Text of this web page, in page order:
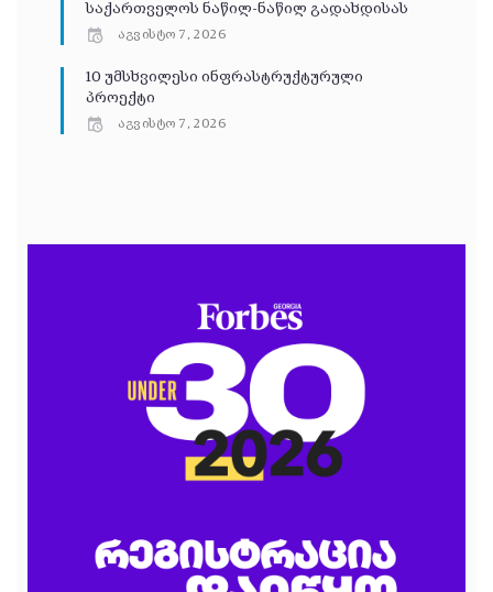
საქართველოს ნაწილ-ნაწილ გადახდისას
აგვისტო 7, 2026
10 უმსხვილესი ინფრასტრუქტურული
პროექტი
აგვისტო 7, 2026